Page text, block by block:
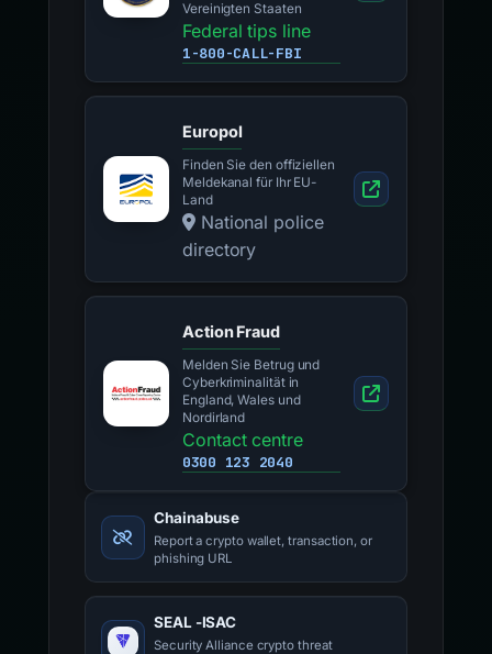
Vereinigten Staaten
Federal tips line
1-800-CALL-FBI
Europol
Finden Sie den offiziellen
Meldekanal für Ihr EU-
Land
National police
directory
Action Fraud
Melden Sie Betrug und
Cyberkriminalität in
England, Wales und
Nordirland
Contact centre
0300 123 2040
Chainabuse
Report a crypto wallet, transaction, or
phishing URL
SEAL -ISAC
Security Alliance crypto threat